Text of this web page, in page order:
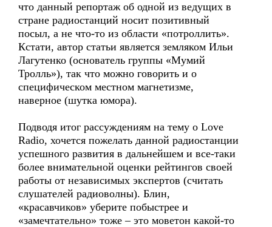
что данный репортаж об одной из ведущих в
стране радиостанций носит позитивный
посыл, а не что-то из области «потроллить».
Кстати, автор статьи является земляком Ильи
Лагутенко (основатель группы «Мумий
Тролль»), так что можно говорить и о
специфическом местном магнетизме,
наверное (шутка юмора).
Подводя итог рассуждениям на тему о Love
Radio, хочется пожелать данной радиостанции
успешного развития в дальнейшем и все-таки
более внимательной оценки рейтингов своей
работы от независимых экспертов (считать
слушателей радиоволны). Блин,
«красавчиков» уберите побыстрее и
«замечтательно» тоже – это моветон какой-то